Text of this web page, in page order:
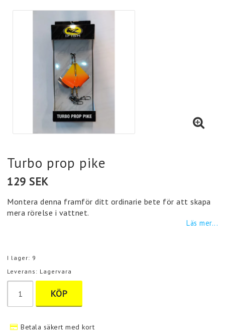
Turbo prop pike
129 SEK
Montera denna framför ditt ordinarie bete för att skapa
mera rörelse i vattnet.
Läs mer...
I lager: 9
Leverans: Lagervara
KÖP
Betala säkert med kort